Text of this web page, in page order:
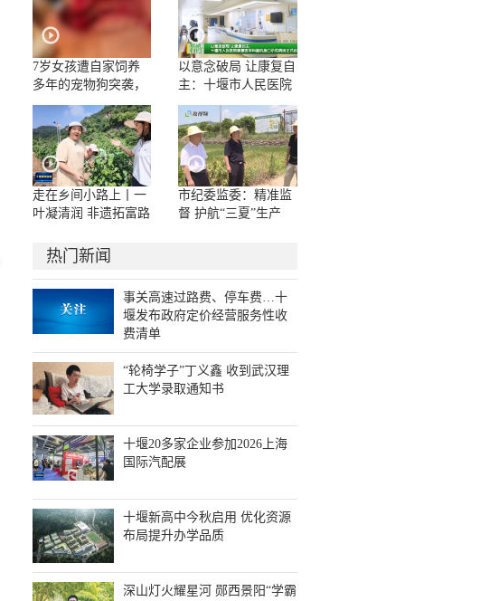
7岁女孩遭自家饲养
多年的宠物狗突袭，
面部被咬伤10多处，
嘴唇被撕裂
以意念破局 让康复自
主：十堰市人民医院
康复医学科脑机接口
示范病房正式启用
走在乡间小路上丨一
叶凝清润 非遗拓富路
市纪委监委：精准监
督 护航“三夏”生产
热门新闻
事关高速过路费、停车费…十
堰发布政府定价经营服务性收
费清单
“轮椅学子”丁义鑫 收到武汉理
工大学录取通知书
十堰20多家企业参加2026上海
国际汽配展
十堰新高中今秋启用 优化资源
布局提升办学品质
深山灯火耀星河 郧西景阳“学霸